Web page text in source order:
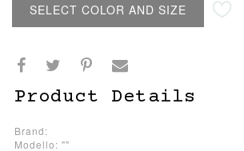
SELECT COLOR AND SIZE
Product Details
Brand:
Modello: ""